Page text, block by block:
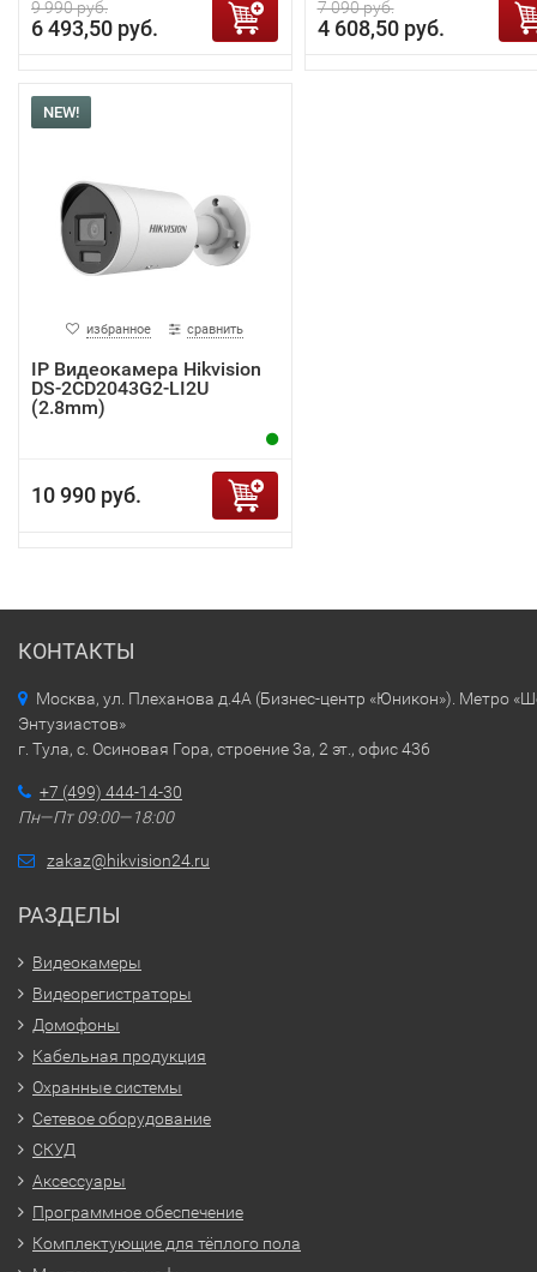
9 990 руб.
6 493,50 руб.
7 090 руб.
4 608,50 руб.
NEW!
избранное сравнить
IP Видеокамера Hikvision
DS-2CD2043G2-LI2U
(2.8mm)
10 990 руб.
КОНТАКТЫ
Москва, ул. Плеханова д.4А (Бизнес-центр «Юникон»). Метро
Энтузиастов»
г. Тула, с. Осиновая Гора, строение 3а, 2 эт., офис 436
+7 (499) 444-14-30
Пн—Пт 09:00—18:00
zakaz@hikvision24.ru
РАЗДЕЛЫ
Видеокамеры
Видеорегистраторы
Домофоны
Кабельная продукция
Охранные системы
Сетевое оборудование
СКУД
Аксессуары
Программное обеспечение
Комплектующие для тёплого пола